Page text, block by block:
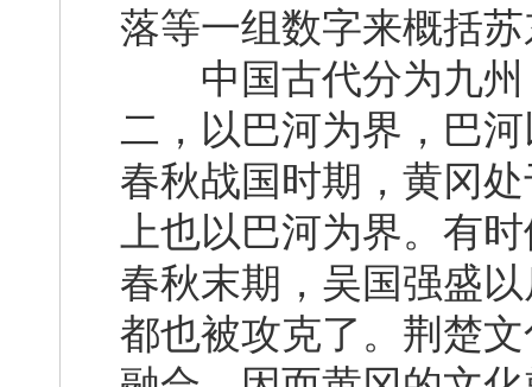
落等一组数字来概括
中国古代分为九州
二，以巴河为界，巴
春秋战国时期，黄冈
上也以巴河为界。有
春秋末期，吴国强盛
都也被攻克了。荆楚